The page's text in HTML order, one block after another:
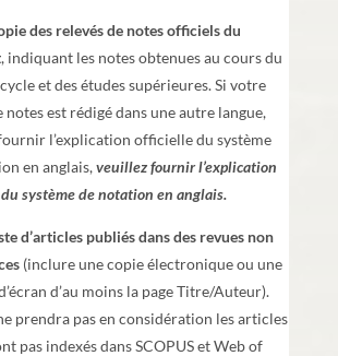
des relevés de notes officielsdu
, indiquant les notes obtenues au cours du
et des études supérieures. Si votre
notes est rédigé dans une autre langue,
l’explication officielle du système
en anglais,veuillez fournir l’explication
système de notation en anglais.
d’articles publiés dans des revues non
(inclure une copie électronique ou une
d’au moins la page Titre/Auteur).
prendra pas en considération les articles
pas indexés dans SCOPUS et Web of